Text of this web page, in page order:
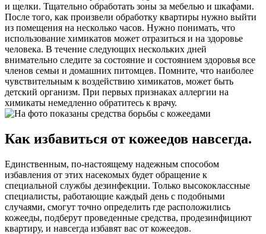
и щелки. Тщательно обработать зоны за мебелью и шкафами.
После того, как произвели обработку квартиры нужно выйти
из помещения на несколько часов. Нужно понимать, что
использование химикатов может отразиться и на здоровье
человека. В течение следующих нескольких дней
внимательно следите за состояние и состоянием здоровья все
членов семьи и домашних питомцев. Помните, что наиболее
чувствительным к воздействию химикатов, может быть
детский организм. При первых признаках аллергии на
химикаты немедленно обратитесь к врачу.
Как избавиться от кожеедов навсегда.
Единственным, по-настоящему надежным способом
избавления от этих насекомых будет обращение к
специальной службы дезинфекции. Только высококлассные
специалисты, работающие каждый день с подобными
случаями, смогут точно определить где расположились
кожееды, подберут проведенные средства, продезинфициют
квартиру, и навсегда избавят вас от кожеедов.